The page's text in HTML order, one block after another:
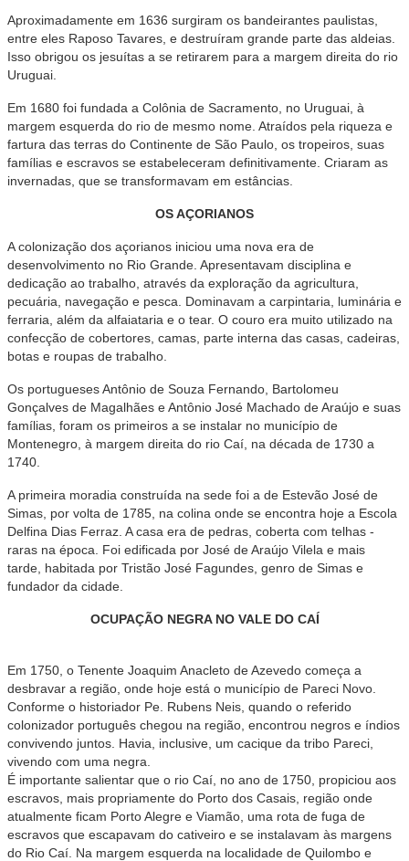
Aproximadamente em 1636 surgiram os bandeirantes paulistas,
entre eles Raposo Tavares, e destruíram grande parte das aldeias.
Isso obrigou os jesuítas a se retirarem para a margem direita do rio
Uruguai.
Em 1680 foi fundada a Colônia de Sacramento, no Uruguai, à
margem esquerda do rio de mesmo nome. Atraídos pela riqueza e
fartura das terras do Continente de São Paulo, os tropeiros, suas
famílias e escravos se estabeleceram definitivamente. Criaram as
invernadas, que se transformavam em estâncias.
OS AÇORIANOS
A colonização dos açorianos iniciou uma nova era de
desenvolvimento no Rio Grande. Apresentavam disciplina e
dedicação ao trabalho, através da exploração da agricultura,
pecuária, navegação e pesca. Dominavam a carpintaria, luminária e
ferraria, além da alfaiataria e o tear. O couro era muito utilizado na
confecção de cobertores, camas, parte interna das casas, cadeiras,
botas e roupas de trabalho.
Os portugueses Antônio de Souza Fernando, Bartolomeu
Gonçalves de Magalhães e Antônio José Machado de Araújo e suas
famílias, foram os primeiros a se instalar no município de
Montenegro, à margem direita do rio Caí, na década de 1730 a
1740.
A primeira moradia construída na sede foi a de Estevão José de
Simas, por volta de 1785, na colina onde se encontra hoje a Escola
Delfina Dias Ferraz. A casa era de pedras, coberta com telhas -
raras na época. Foi edificada por José de Araújo Vilela e mais
tarde, habitada por Tristão José Fagundes, genro de Simas e
fundador da cidade.
OCUPAÇÃO NEGRA NO VALE DO CAÍ
Em 1750, o Tenente Joaquim Anacleto de Azevedo começa a
desbravar a região, onde hoje está o município de Pareci Novo.
Conforme o historiador Pe. Rubens Neis, quando o referido
colonizador português chegou na região, encontrou negros e índios
convivendo juntos. Havia, inclusive, um cacique da tribo Pareci,
vivendo com uma negra.
É importante salientar que o rio Caí, no ano de 1750, propiciou aos
escravos, mais propriamente do Porto dos Casais, região onde
atualmente ficam Porto Alegre e Viamão, uma rota de fuga de
escravos que escapavam do cativeiro e se instalavam às margens
do Rio Caí. Na margem esquerda na localidade de Quilombo e